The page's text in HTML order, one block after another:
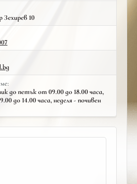
10
до петък от 09.00 до 18.00 часа,
до 14.00 часа, неделя - почивен